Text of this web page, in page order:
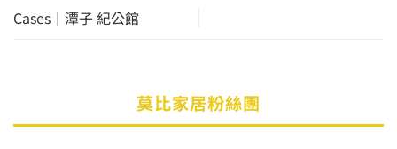
Cases│潭子 紀公館
莫比家居粉絲團